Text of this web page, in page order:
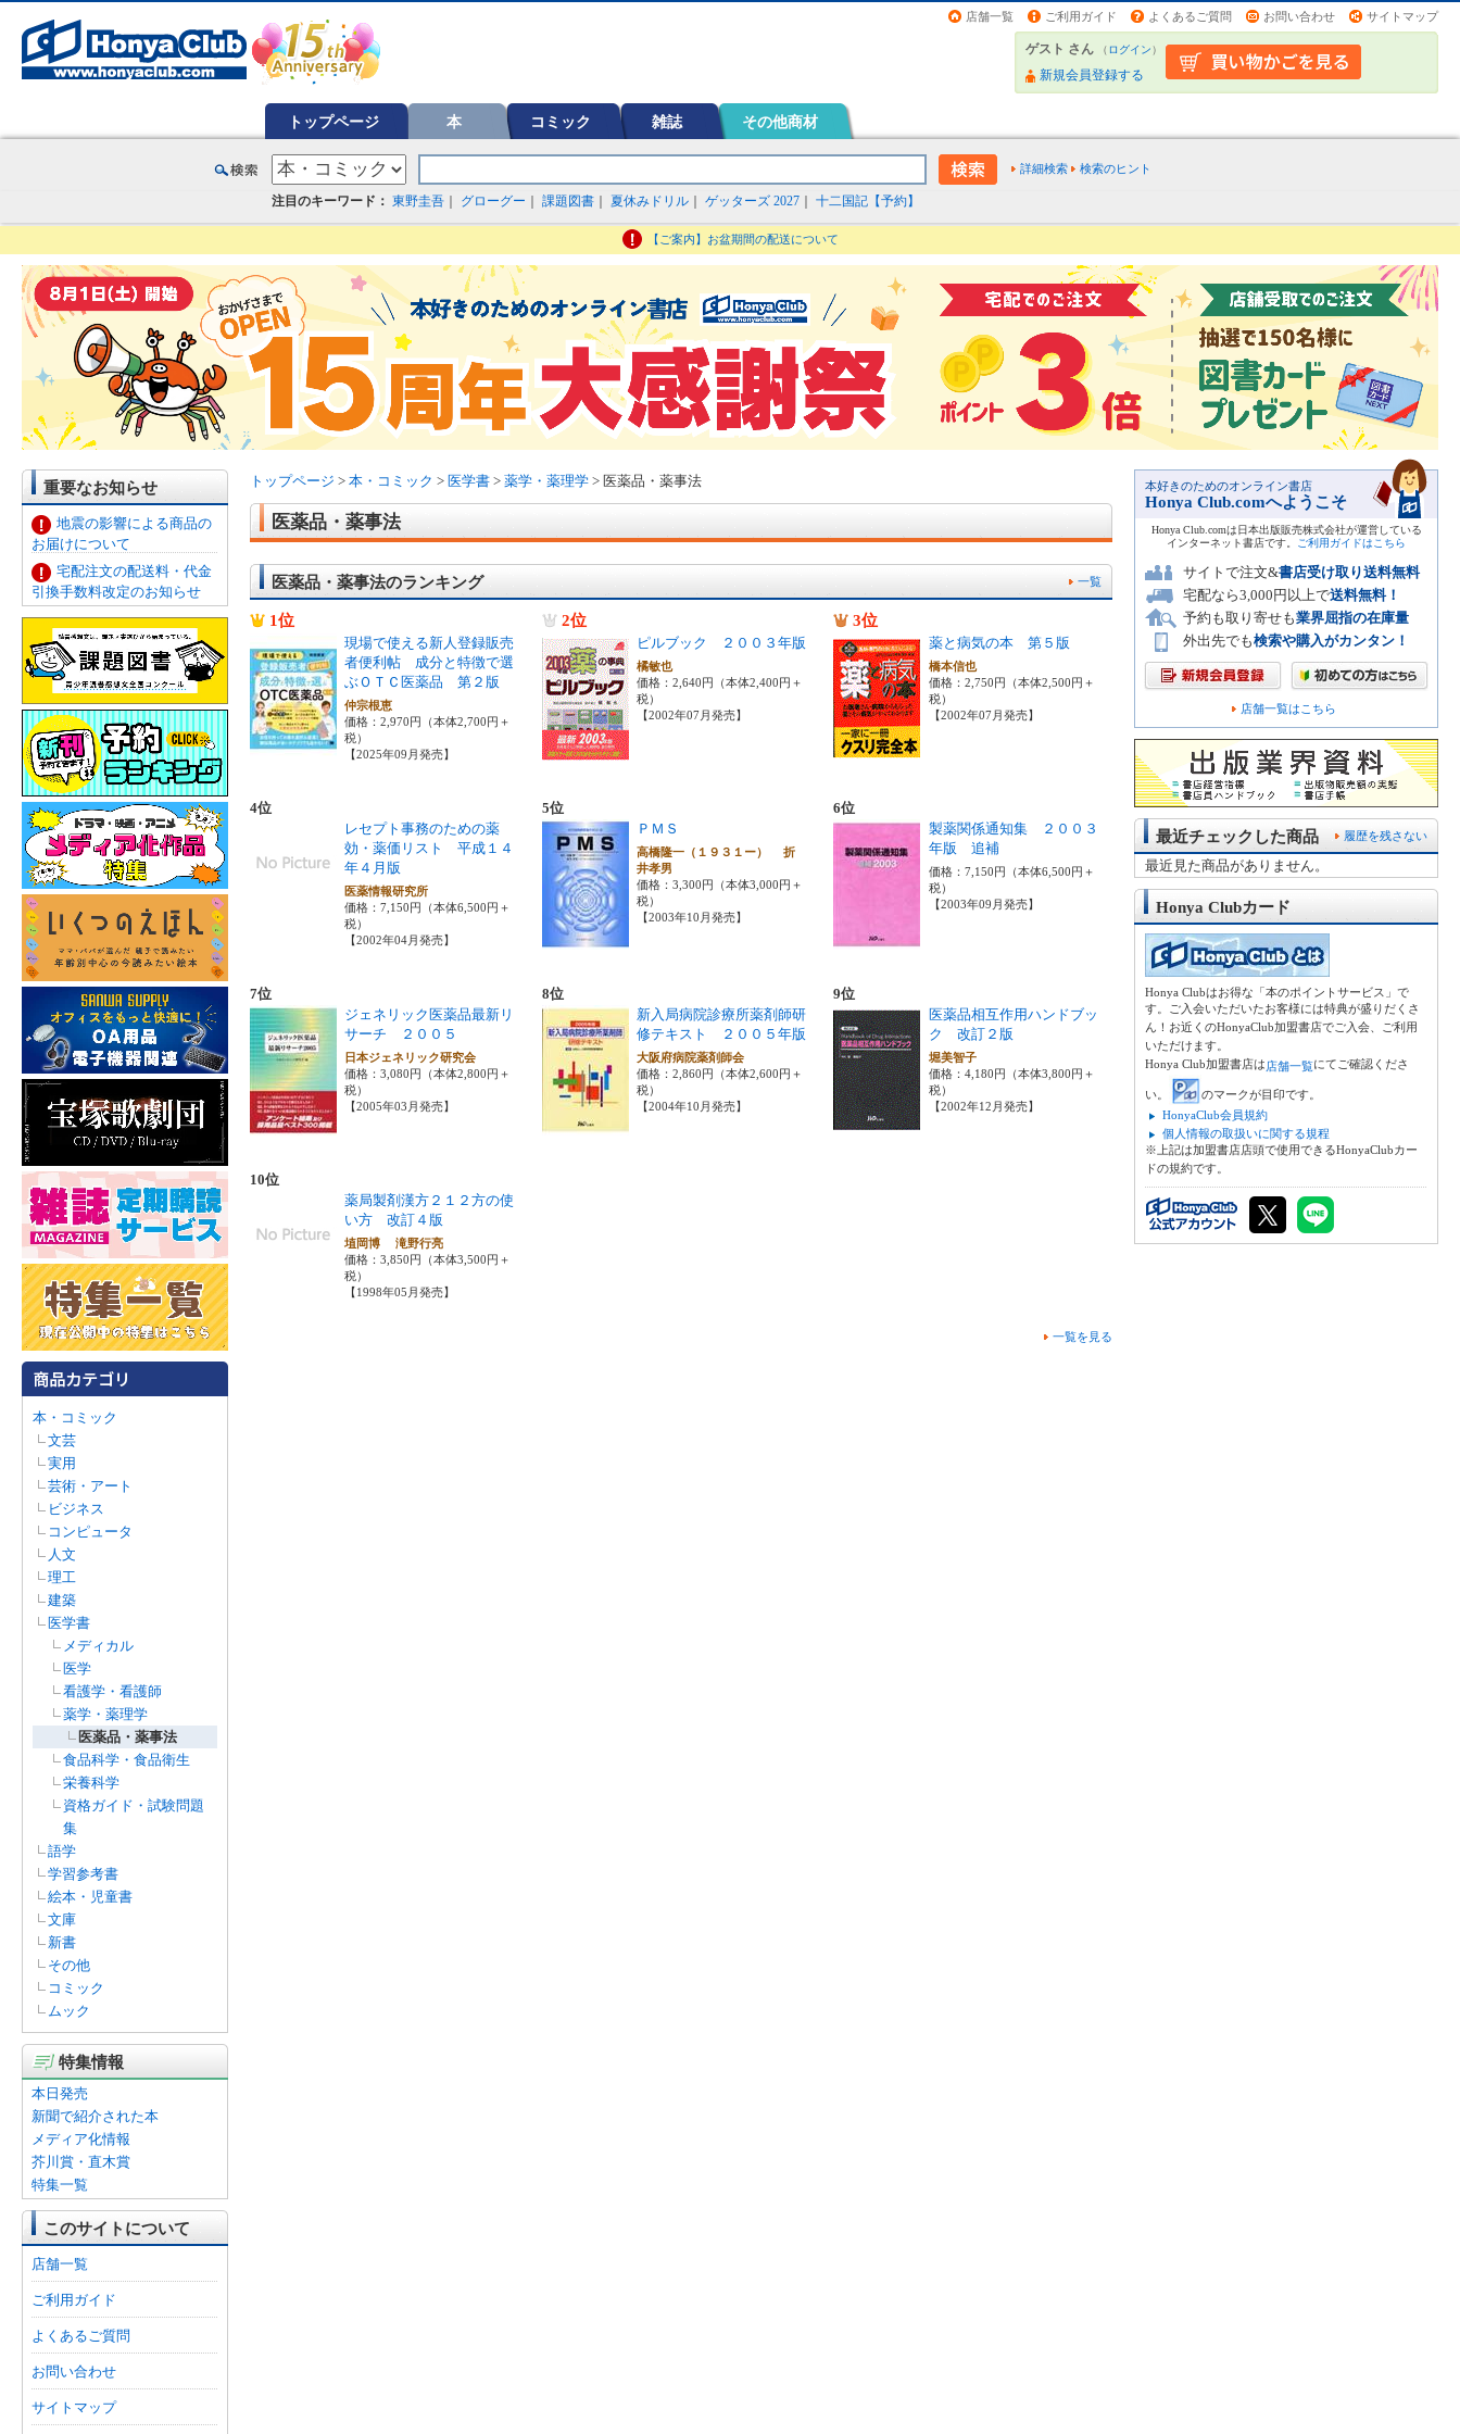
店舗一覧 ご利用ガイド よくあるご質問 お問い合わせ サイトマップ
ゲスト さん （ログイン）
新規会員登録する
トップページ 本 コミック 雑誌 その他商材
詳細検索 検索のヒント
注目のキーワード： 東野圭吾 グローグー 課題図書 夏休みドリル ゲッターズ 2027 十二国記【予約】
【ご案内】お盆期間の配送について
重要なお知らせ
地震の影響による商品の
お届けについて
宅配注文の配送料・代金
引換手数料改定のお知らせ
本・コミック
文芸
実用
芸術・アート
ビジネス
コンピュータ
人文
理工
建築
医学書
メディカル
医学
看護学・看護師
薬学・薬理学
医薬品・薬事法
食品科学・食品衛生
栄養科学
資格ガイド・試験問題
集
語学
学習参考書
絵本・児童書
文庫
新書
その他
コミック
ムック
特集情報
本日発売
新聞で紹介された本
メディア化情報
芥川賞・直木賞
特集一覧
このサイトについて
店舗一覧
ご利用ガイド
よくあるご質問
お問い合わせ
サイトマップ
トップページ > 本・コミック > 医学書 > 薬学・薬理学 > 医薬品・薬事法
医薬品・薬事法
一覧
医薬品・薬事法のランキング
1位
現場で使える新人登録販売
者便利帖 成分と特徴で選
ぶＯＴＣ医薬品 第２版
仲宗根恵
価格：2,970円（本体2,700円＋
税）
【2025年09月発売】
2位
ピルブック ２００３年版
橘敏也
価格：2,640円（本体2,400円＋
税）
【2002年07月発売】
3位
薬と病気の本 第５版
橋本信也
価格：2,750円（本体2,500円＋
税）
【2002年07月発売】
4位
レセプト事務のための薬
効・薬価リスト 平成１４
年４月版
医薬情報研究所
価格：7,150円（本体6,500円＋
税）
【2002年04月発売】
5位
ＰＭＳ
高橋隆一（１９３１ー） 折
井孝男
価格：3,300円（本体3,000円＋
税）
【2003年10月発売】
6位
製薬関係通知集 ２００３
年版 追補
価格：7,150円（本体6,500円＋
税）
【2003年09月発売】
7位
ジェネリック医薬品最新リ
サーチ ２００５
日本ジェネリック研究会
価格：3,080円（本体2,800円＋
税）
【2005年03月発売】
8位
新入局病院診療所薬剤師研
修テキスト ２００５年版
大阪府病院薬剤師会
価格：2,860円（本体2,600円＋
税）
【2004年10月発売】
9位
医薬品相互作用ハンドブッ
ク 改訂２版
堀美智子
価格：4,180円（本体3,800円＋
税）
【2002年12月発売】
10位
薬局製剤漢方２１２方の使
い方 改訂４版
埴岡博 滝野行亮
価格：3,850円（本体3,500円＋
税）
【1998年05月発売】
一覧を見る
本好きのためのオンライン書店
Honya Club.comへようこそ
Honya Club.comは日本出版販売株式会社が運営している
インターネット書店です。
ご利用ガイドはこちら
サイトで注文&書店受け取り送料無料
宅配なら3,000円以上で送料無料！
予約も取り寄せも業界屈指の在庫量
外出先でも検索や購入がカンタン！
店舗一覧はこちら
履歴を残さない
最近チェックした商品
最近見た商品がありません。
Honya Clubカード
Honya Clubはお得な「本のポイントサービス」で
す。ご入会いただいたお客様には特典が盛りだくさ
ん！お近くのHonyaClub加盟書店でご入会、ご利用
いただけます。
Honya Club加盟書店は店舗一覧にてご確認くださ
い。
のマークが目印です。
HonyaClub会員規約
個人情報の取扱いに関する規程
※上記は加盟書店店頭で使用できるHonyaClubカー
ドの規約です。